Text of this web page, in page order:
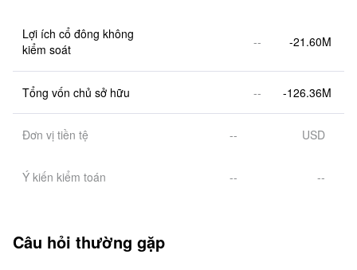
Lợi ích cổ đông không
kiểm soát
-- -21.60M
Tổng vốn chủ sở hữu -- -126.36M
Đơn vị tiền tệ -- USD
Ý kiến kiểm toán -- --
Câu hỏi thường gặp